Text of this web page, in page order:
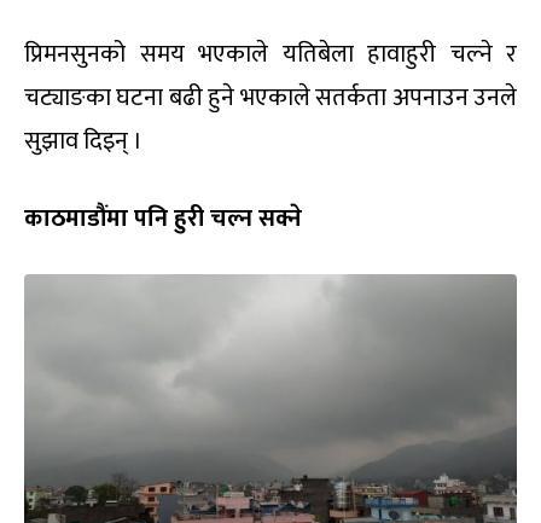
प्रिमनसुनको समय भएकाले यतिबेला हावाहुरी चल्ने र
चट्याङका घटना बढी हुने भएकाले सतर्कता अपनाउन उनले
सुझाव दिइन् ।
काठमाडौंमा पनि हुरी चल्न सक्ने